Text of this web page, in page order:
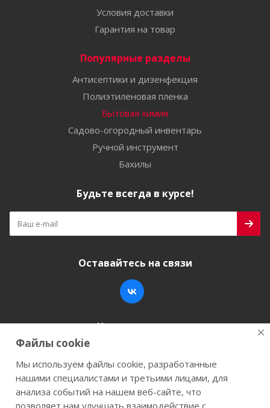
Условия доставки
Гарантия на товар
Популярные разделы
Антисептики и дизенфекция
Полиэтиленовая пленка
Бытовая химия
Садово-огородный инвентарь
Ручной инструмент
Бахилы
Будьте всегда в курсе!
Оставайтесь на связи
Наши контакты
+7 (846) 200-05-15
г. Самара, ул. Заводское шоссе, 17
Файлы cookie
Мы используем файлы cookie, разработанные
нашими специалистами и третьими лицами, для
анализа событий на нашем веб-сайте, что
позволяет нам улучшать взаимодействие с